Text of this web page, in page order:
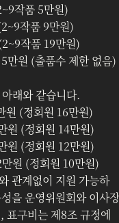
작품 5만원)
작품 9만원)
작품 19만원)
만원 (출품수 제한 없음)
래와 같습니다.
원 (정회원 16만원)
원 (정회원 14만원)
원 (정회원 12만원)
원 (정회원 10만원)
관계없이 지원 가능하
을 운영위원회와 이사장
표구비는 제8조 규정에